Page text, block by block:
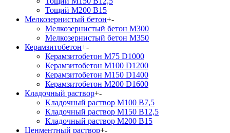
Тощий М200 В15
Мелкозернистый бетон+-
Мелкозернистый бетон М300
Мелкозернистый бетон М350
Керамзитобетон+-
Керамзитобетон М75 D1000
Керамзитобетон М100 D1200
Керамзитобетон М150 D1400
Керамзитобетон М200 D1600
Кладочный раствор+-
Кладочный раствор М100 В7,5
Кладочный раствор М150 В12,5
Кладочный раствор М200 В15
Ценментный раствор+-